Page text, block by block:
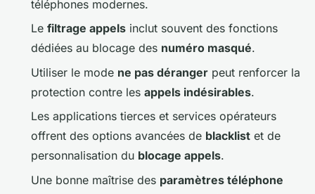
téléphones modernes.
Le filtrage appels inclut souvent des fonctions
dédiées au blocage des numéro masqué.
Utiliser le mode ne pas déranger peut renforcer la
protection contre les appels indésirables.
Les applications tierces et services opérateurs
offrent des options avancées de blacklist et de
personnalisation du blocage appels.
Une bonne maîtrise des paramètres téléphone